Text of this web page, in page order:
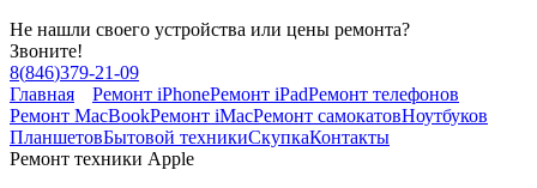
Не нашли своего устройства или цены ремонта?
Звоните!
8(846)379-21-09
Главная
Ремонт iPhoneРемонт iPadРемонт телефонов
Ремонт MacBookРемонт iMacРемонт самокатовНоутбуков
ПланшетовБытовой техникиСкупкаКонтакты
Ремонт техники Apple